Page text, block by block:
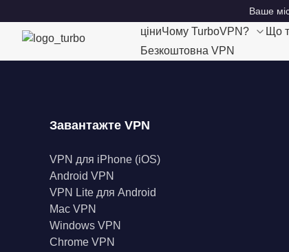
Ваше
ціниЧому TurboVPN? Що
Безкоштовна VPN
Завантажте VPN
VPN для iPhone (iOS)
Android VPN
VPN Lite для Android
Mac VPN
Windows VPN
Chrome VPN